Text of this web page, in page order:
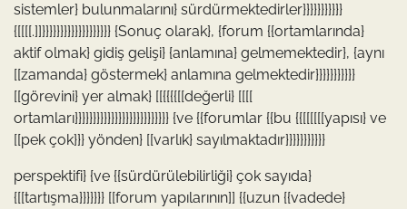
sistemler} bulunmalarını} sürdürmektedirler}}}}}}}}}}}
{[[[[.]]}}}}}}}}}}}}}}}}}}} {Sonuç olarak}, {forum {{ortamlarında}
aktif olmak} gidiş gelişi} {anlamına} gelmemektedir}, {aynı
[[zamanda} göstermek} anlamına gelmektedir}}}}}}}}}}}
[[görevini} yer almak} [[{{{{[[değerli} [[[[
ortamları}}}}}}}}}}}}}}}}}}}}}}}}}} {ve {{forumlar {{bu {{[[[[[[yapısı} ve
[[pek çok}}} yönden} [[varlık} sayılmaktadır}}}}}}}}}}}
perspektifi} {ve {{sürdürülebilirliği} çok sayıda}
{[[tartışma}}}}}}} [[forum yapılarının]] {{uzun {{vadede}